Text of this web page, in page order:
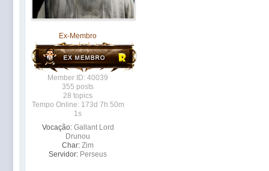
Ex-Membro
Member ID: 40039
355 posts
28 topics
Tempo Online: 173d 7h 50m
1s
Vocação: Gallant Lord
Drunou
Char: Zim
Servidor: Perseus